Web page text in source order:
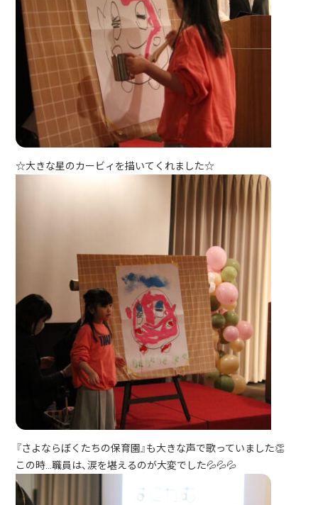
☆大きな星のカービィを描いてくれました☆
『さよならぼくたちの保育園』も大きな声で歌っていました👏
この時…職員は、涙を堪えるのが大変でした💦💦💦